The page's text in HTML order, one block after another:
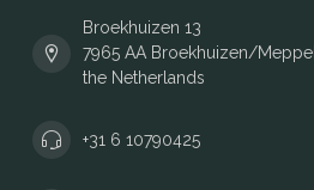
Broekhuizen 13
7965 AA Broekhuizen/Meppel
the Netherlands
+31 6 10790425